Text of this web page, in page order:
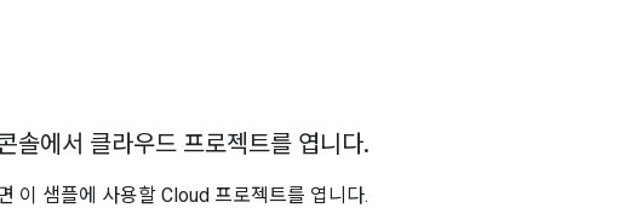
솔에서 클라우드 프로젝트를 엽니다.
이 샘플에 사용할 Cloud 프로젝트를 엽니다.